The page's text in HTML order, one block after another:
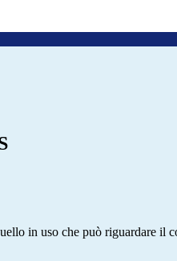
in uso che può riguardare il